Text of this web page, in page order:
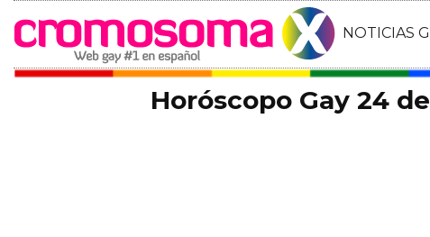
NOTICIAS
Horóscopo Gay 24